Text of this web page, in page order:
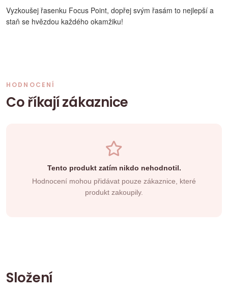
Vyzkoušej řasenku Focus Point, dopřej svým řasám to nejlepší a
staň se hvězdou každého okamžiku!
HODNOCENÍ
Co říkají zákaznice
Tento produkt zatím nikdo nehodnotil.
Hodnocení mohou přidávat pouze zákaznice, které
produkt zakoupily.
Složení